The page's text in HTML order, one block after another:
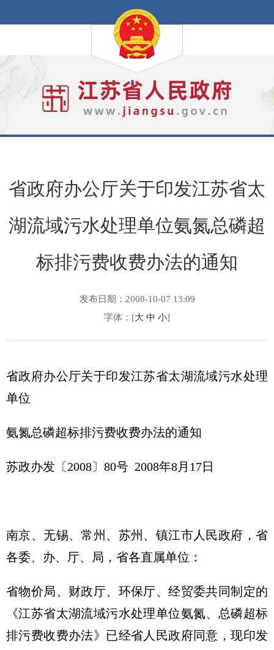
省政府办公厅关于印发江苏省太
湖流域污水处理单位氨氮总磷超
标排污费收费办法的通知
发布日期：2008-10-07 13:09
字体：[大 中 小]
省政府办公厅关于印发江苏省太湖流域污水处理
单位
氨氮总磷超标排污费收费办法的通知
苏政办发〔2008〕80号 2008年8月17日
南京、无锡、常州、苏州、镇江市人民政府，省
各委、办、厅、局，省各直属单位：
省物价局、财政厅、环保厅、经贸委共同制定的
《江苏省太湖流域污水处理单位氨氮、总磷超标
排污费收费办法》已经省人民政府同意，现印发